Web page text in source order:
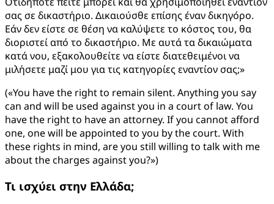
σας σε δικαστήριο. Δικαιούσθε επίσης έναν δικηγόρο.
Εάν δεν είστε σε θέση να καλύψετε το κόστος του, θα
διοριστεί από το δικαστήριο. Με αυτά τα δικαιώματα
κατά νου, εξακολουθείτε να είστε διατεθειμένοι να
μιλήσετε μαζί μου για τις κατηγορίες εναντίον σας;»
(«You have the right to remain silent. Anything you say
can and will be used against you in a court of law. You
have the right to have an attorney. If you cannot afford
one, one will be appointed to you by the court. With
these rights in mind, are you still willing to talk with me
about the charges against you?»)
Τι ισχύει στην Ελλάδα;